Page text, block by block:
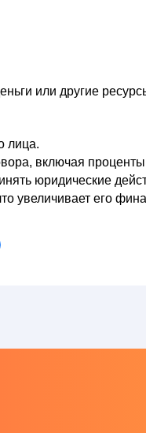
или другие
лица.
включая
юридические
увеличивает его